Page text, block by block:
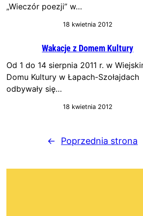
„Wieczór poezji” w…
18 kwietnia 2012
Wakacje z Domem Kultury
Od 1 do 14 sierpnia 2011 r. w
Domu Kultury w Łapach-Szołajdach
odbywały się…
18 kwietnia 2012
← Poprzednia strona